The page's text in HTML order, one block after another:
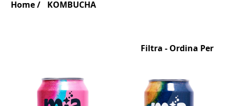
Home KOMBUCHA
Filtra - Ordina Per